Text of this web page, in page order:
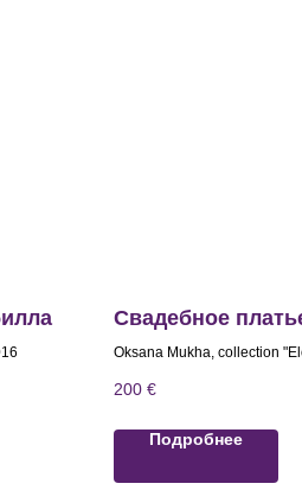
Свадебное
Oksana Mukha, collection
200 €
Подробнее